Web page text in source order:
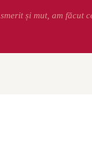
și mut, am făcut